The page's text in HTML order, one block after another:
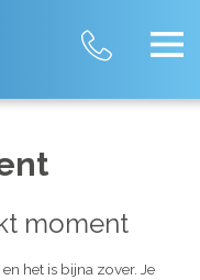
moment
het is bijna zover. Je